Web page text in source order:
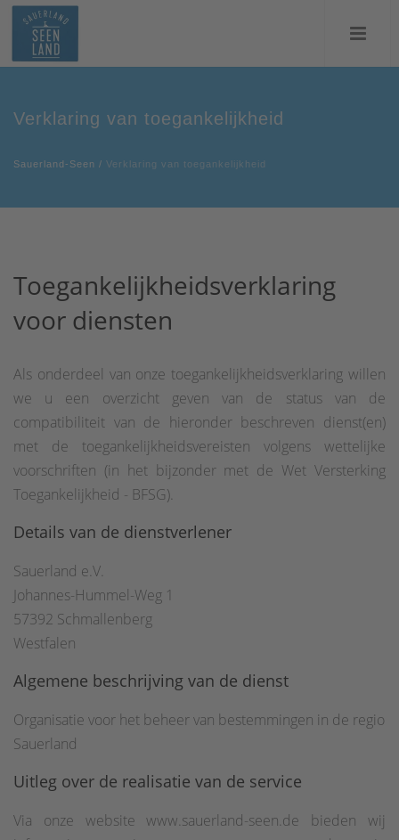
Verklaring van toegankelijkheid
Sauerland-Seen / Verklaring van toegankelijkheid
Toegankelijkheidsverklaring
voor diensten
Als onderdeel van onze toegankelijkheidsverklaring willen
we u een overzicht geven van de status van de
compatibiliteit van de hieronder beschreven dienst(en)
met de toegankelijkheidsvereisten volgens wettelijke
voorschriften (in het bijzonder met de Wet Versterking
Toegankelijkheid - BFSG).
Details van de dienstverlener
Sauerland e.V.
Johannes-Hummel-Weg 1
57392 Schmallenberg
Westfalen
Algemene beschrijving van de dienst
Organisatie voor het beheer van bestemmingen in de regio
Sauerland
Uitleg over de realisatie van de service
Via onze website www.sauerland-seen.de bieden wij